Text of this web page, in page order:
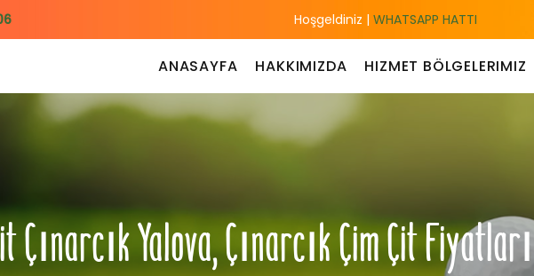
Hoşgeldiniz | WHATSAPP HATTI
ANASAYFA HAKKIMIZDA HIZMET BÖLGELERIMIZ
Çınarcık Yalova, Çınarcık Çim Çit Fiyatları